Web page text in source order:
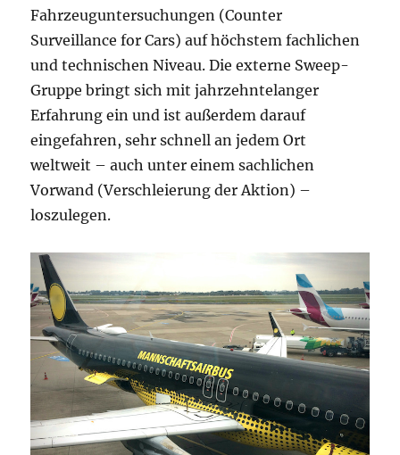
Fahrzeuguntersuchungen (Counter
Surveillance for Cars) auf höchstem fachlichen
und technischen Niveau. Die externe Sweep-
Gruppe bringt sich mit jahrzehntelanger
Erfahrung ein und ist außerdem darauf
eingefahren, sehr schnell an jedem Ort
weltweit – auch unter einem sachlichen
Vorwand (Verschleierung der Aktion) –
loszulegen.